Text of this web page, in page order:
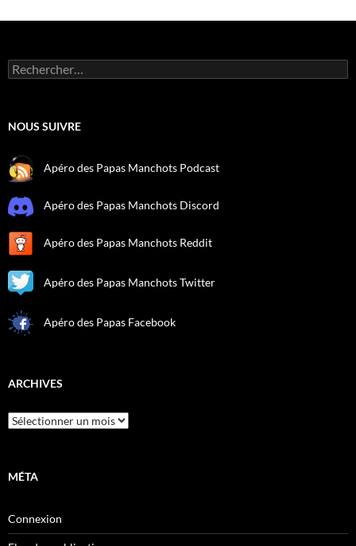
Rechercher :
NOUS SUIVRE
Apéro des Papas Manchots Podcast
Apéro des Papas Manchots Discord
Apéro des Papas Manchots Reddit
Apéro des Papas Manchots Twitter
Apéro des Papas Facebook
ARCHIVES
Archives
MÉTA
Connexion